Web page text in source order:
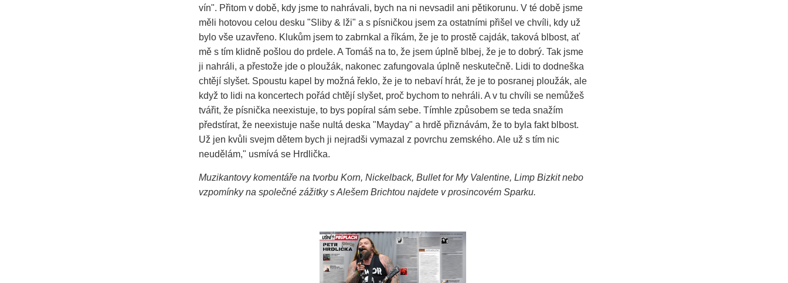
vín". Přitom v době, kdy jsme to nahrávali, bych na ni nevsadil ani pětikorunu. V té době jsme
měli hotovou celou desku "Sliby & lži" a s písničkou jsem za ostatními přišel ve chvíli, kdy už
bylo vše uzavřeno. Klukům jsem to zabrnkal a říkám, že je to prostě cajdák, taková blbost, ať
mě s tím klidně pošlou do prdele. A Tomáš na to, že jsem úplně blbej, že je to dobrý. Tak jsme
ji nahráli, a přestože jde o ploužák, nakonec zafungovala úplně neskutečně. Lidi to dodneška
chtějí slyšet. Spoustu kapel by možná řeklo, že je to nebaví hrát, že je to posranej ploužák, ale
když to lidi na koncertech pořád chtějí slyšet, proč bychom to nehráli. A v tu chvíli se nemůžeš
tvářit, že písnička neexistuje, to bys popíral sám sebe. Tímhle způsobem se teda snažím
předstírat, že neexistuje naše nultá deska "Mayday" a hrdě přiznávám, že to byla fakt blbost.
Už jen kvůli svejm dětem bych ji nejradši vymazal z povrchu zemského. Ale už s tím nic
neudělám," usmívá se Hrdlička.
Muzikantovy komentáře na tvorbu Korn, Nickelback, Bullet for My Valentine, Limp Bizkit nebo
vzpomínky na společné zážitky s Alešem Brichtou najdete v prosincovém Sparku.